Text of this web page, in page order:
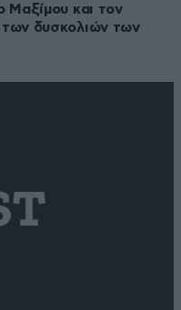
Μαξίμου και τον
δυσκολιών των